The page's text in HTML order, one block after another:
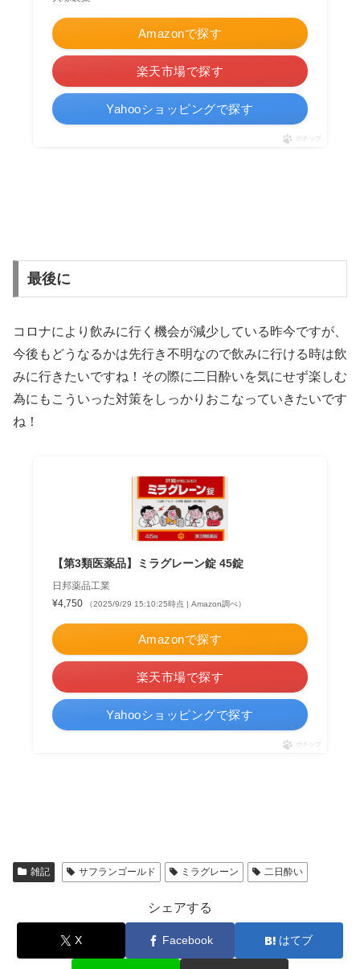
Amazonで探す
楽天市場で探す
Yahooショッピングで探す
ポチップ
最後に
コロナにより飲みに行く機会が減少している昨今ですが、
今後もどうなるかは先行き不明なので飲みに行ける時は飲
みに行きたいですね！その際に二日酔いを気にせず楽しむ
為にもこういった対策をしっかりおこなっていきたいです
ね！
【第3類医薬品】ミラグレーン錠 45錠
日邦薬品工業
¥4,750
（2025/9/29 15:10:25時点 | Amazon調べ）
Amazonで探す
楽天市場で探す
Yahooショッピングで探す
ポチップ
雑記 サフランゴールド ミラグレーン 二日酔い
シェアする
X Facebook はてブ